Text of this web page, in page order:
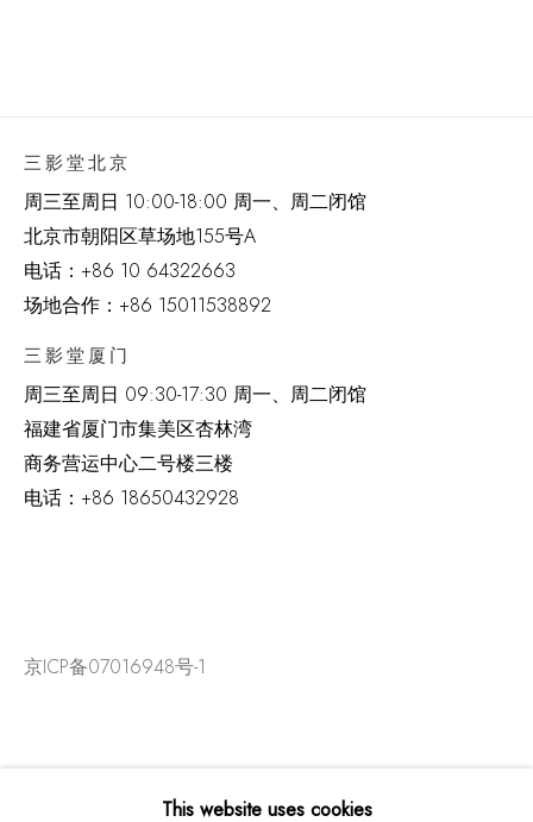
三影堂北京
周三至周日 10:00-18:00 周一、周二闭馆
北京市朝阳区草场地155号A
电话： +86 10 64322663
场地合作：+86 15011538892
三影堂厦门
周三至周日 09:30-17:30 周一、周二闭馆
福建省厦门市集美区杏林湾
商务营运中心二号楼三楼
电话： +86 18650432928
京ICP备07016948号-1
This website uses cookies